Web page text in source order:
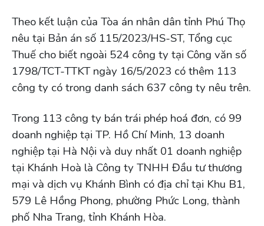
Theo kết luận của Tòa án nhân dân tỉnh Phú Thọ
nêu tại Bản án số 115/2023/HS-ST, Tổng cục
Thuế cho biết ngoài 524 công ty tại Công văn số
1798/TCT-TTKT ngày 16/5/2023 có thêm 113
công ty có trong danh sách 637 công ty nêu trên.
Trong 113 công ty bán trái phép hoá đơn, có 99
doanh nghiệp tại TP. Hồ Chí Minh, 13 doanh
nghiệp tại Hà Nội và duy nhất 01 doanh nghiệp
tại Khánh Hoà là Công ty TNHH Đầu tư thương
mại và dịch vụ Khánh Bình có địa chỉ tại Khu B1,
579 Lê Hồng Phong, phường Phức Long, thành
phố Nha Trang, tỉnh Khánh Hòa.